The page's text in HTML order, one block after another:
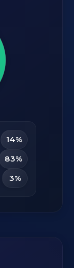
14%
83%
3%